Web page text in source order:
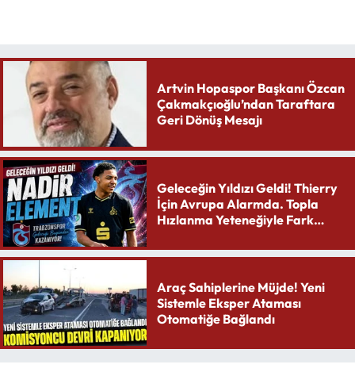
Artvin Hopaspor Başkanı Özcan
Çakmakçıoğlu’ndan Taraftara
Geri Dönüş Mesajı
Geleceğin Yıldızı Geldi! Thierry
İçin Avrupa Alarmda. Topla
Hızlanma Yeteneğiyle Fark
Araç Sahiplerine Müjde! Yeni
Sistemle Eksper Ataması
Otomatiğe Bağlandı